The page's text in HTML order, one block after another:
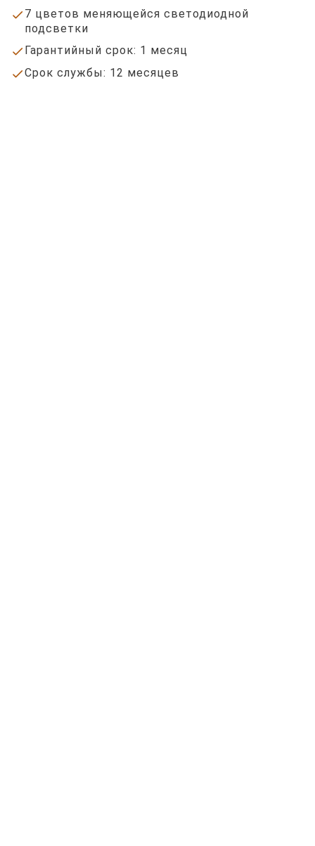
done 7 цветов меняющейся светодиодной
подсветки
done Гарантийный срок: 1 месяц
doneСрок службы: 12 месяцев